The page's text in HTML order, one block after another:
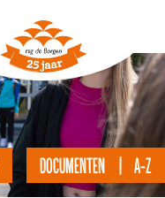
DOCUMENTEN | A-Z